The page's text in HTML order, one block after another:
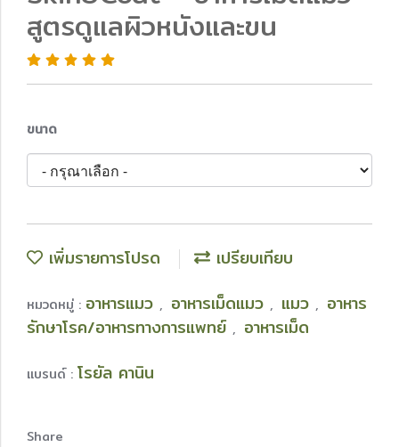
สูตรดูแลผิวหนังและขน
ขนาด
เพิ่มรายการโปรด เปรียบเทียบ
หมวดหมู่ : อาหารแมว , อาหารเม็ดแมว , แมว , อาหาร
รักษาโรค/อาหารทางการแพทย์ , อาหารเม็ด
แบรนด์ : โรยัล คานิน
Share